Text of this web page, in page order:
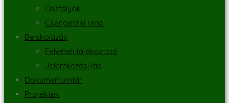
Osztályok
Csengetési rend
Beiskolázás
Felvételi tájékoztató
Jelentkezési lap
Dokumentumtár
Projektek